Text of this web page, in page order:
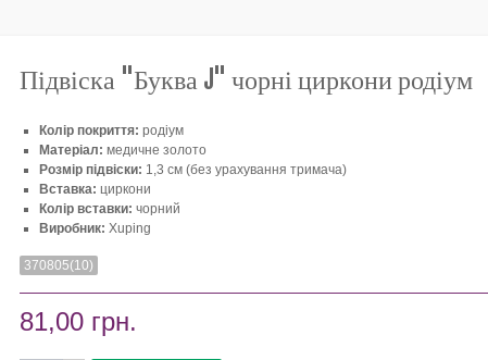
Підвіска "Буква J" чорні циркони родіум
Колір покриття: родіум
Матеріал: медичне золото
Розмір підвіски: 1,3 см (без урахування тримача)
Вставка: циркони
Колір вставки: чорний
Виробник: Xuping
370805(10)
81,00 грн.